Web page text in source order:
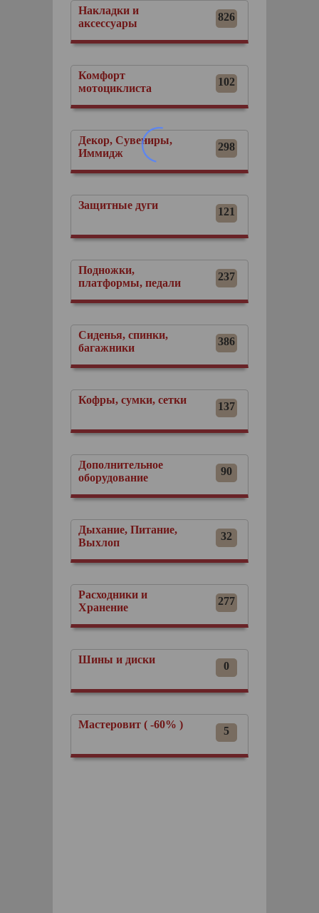
Накладки и
аксессуары
826
Комфорт
мотоциклиста
102
Декор, Сувениры,
Иммидж
298
Защитные дуги
121
Подножки,
платформы, педали
237
Сиденья, спинки,
багажники
386
Кофры, сумки, сетки
137
Дополнительное
оборудование
90
Дыхание, Питание,
Выхлоп
32
Расходники и
Хранение
277
Шины и диски
0
Мастеровит ( -60% )
5